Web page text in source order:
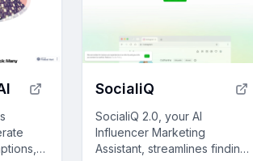
SocialiQ
SocialiQ 2.0, your AI
Influencer Marketing
Assistant, streamlines finding